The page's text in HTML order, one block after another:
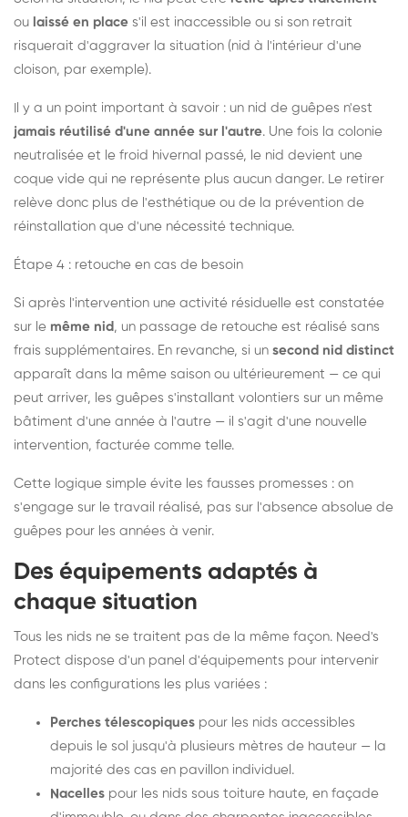
ou laissé en place s'il est inaccessible ou si son retrait
risquerait d'aggraver la situation (nid à l'intérieur d'une
cloison, par exemple).
Il y a un point important à savoir : un nid de guêpes n'est
jamais réutilisé d'une année sur l'autre. Une fois la colonie
neutralisée et le froid hivernal passé, le nid devient une
coque vide qui ne représente plus aucun danger. Le retirer
relève donc plus de l'esthétique ou de la prévention de
réinstallation que d'une nécessité technique.
Étape 4 : retouche en cas de besoin
Si après l'intervention une activité résiduelle est constatée
sur le même nid , un passage de retouche est réalisé sans
frais supplémentaires. En revanche, si un second nid distinct
apparaît dans la même saison ou ultérieurement — ce qui
peut arriver, les guêpes s'installant volontiers sur un même
bâtiment d'une année à l'autre — il s'agit d'une nouvelle
intervention, facturée comme telle.
Cette logique simple évite les fausses promesses : on
s'engage sur le travail réalisé, pas sur l'absence absolue de
guêpes pour les années à venir.
Des équipements adaptés à
chaque situation
Tous les nids ne se traitent pas de la même façon. Need's
Protect dispose d'un panel d'équipements pour intervenir
dans les configurations les plus variées :
Perches télescopiques pour les nids accessibles
depuis le sol jusqu'à plusieurs mètres de hauteur — la
majorité des cas en pavillon individuel.
Nacelles pour les nids sous toiture haute, en façade